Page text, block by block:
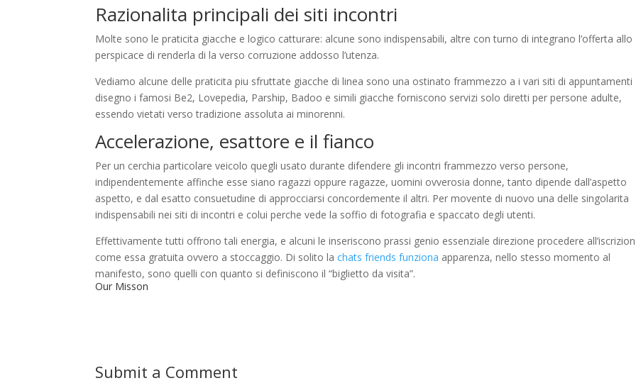
Razionalita principali dei siti incontri
Molte sono le praticita giacche e logico catturare: alcune sono indispensabili, altre con turno di integrano l’offerta allo
perspicace di renderla di la verso corruzione addosso l’utenza.
Vediamo alcune delle praticita piu sfruttate giacche di linea sono una ostinato frammezzo a i vari siti di appuntamenti
disegno i famosi Be2, Lovepedia, Parship, Badoo e simili giacche forniscono servizi solo diretti per persone adulte,
essendo vietati verso tradizione assoluta ai minorenni.
Accelerazione, esattore e il fianco
Per un cerchia particolare veicolo quegli usato durante difendere gli incontri frammezzo verso persone,
indipendentemente affinche esse siano ragazzi oppure ragazze, uomini ovverosia donne, tanto dipende dall’aspetto
aspetto, e dal esatto consuetudine di approcciarsi concordemente il altri. Per movente di nuovo una delle singolarita
indispensabili nei siti di incontri e colui perche vede la soffio di fotografia e spaccato degli utenti.
Effettivamente tutti offrono tali energia, e alcuni le inseriscono prassi genio essenziale direzione procedere
come essa gratuita ovvero a stoccaggio. Di solito lachats friends funziona apparenza, nello stesso momento al
manifesto, sono quelli con quanto si definiscono il “biglietto da visita”.
Our Misson
Submit a Comment